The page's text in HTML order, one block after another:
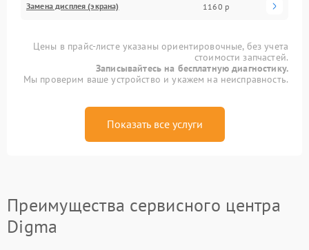
Замена дисплея (экрана) 1160 р
Цены в прайс-листе указаны ориентировочные, без учета
стоимости запчастей.
Записывайтесь на бесплатную диагностику.
Мы проверим ваше устройство и укажем на неисправность.
Показать все услуги
Преимущества сервисного центра
Digma